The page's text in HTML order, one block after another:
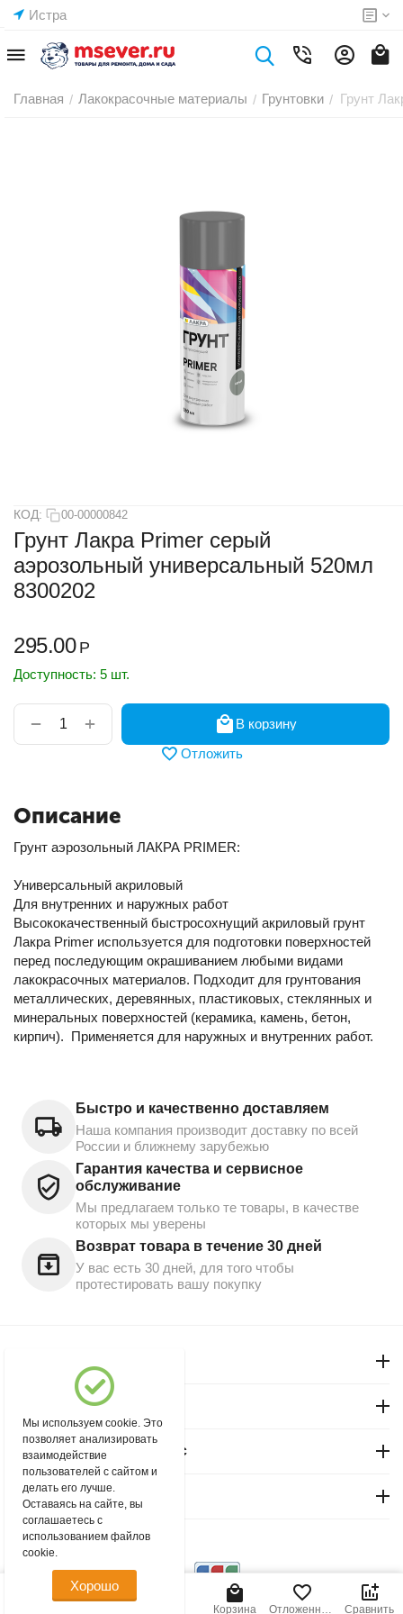
Истра
Главная / Лакокрасочные материалы / Грунтовки / Грунт
КОД: 00-00000842
Грунт Лакра Primer серый
аэрозольный универсальный 520мл
8300202
295.00 Р
Доступность: 5 шт.
+
−
В корзину
Отложить
Описание
Грунт аэрозольный ЛАКРА PRIMER:
Универсальный акриловый
Для внутренних и наружных работ
Высококачественный быстросохнущий акриловый грунт
Лакра Primer используется для подготовки поверхностей
перед последующим окрашиванием любыми видами
лакокрасочных материалов. Подходит для грунтования
металлических, деревянных, пластиковых, стеклянных и
минеральных поверхностей (керамика, камень, бетон,
кирпич). Применяется для наружных и внутренних работ.
Быстро и качественно доставляем
Наша компания производит доставку по всей
России и ближнему зарубежью
Гарантия качества и сервисное
обслуживание
Мы предлагаем только те товары, в качестве
которых мы уверены
Возврат товара в течение 30 дней
У вас есть 30 дней, для того чтобы
протестировать вашу покупку
Магазин "Северный"
Покупательский сервис
Контакты
© 2004 - 2026 msever.ru.
295.00 Р В корзину
Корзина Отложенные Сравнить
Мы используем cookie. Это
позволяет анализировать
взаимодействие
пользователей с сайтом и
делать его лучше.
Оставаясь на сайте, вы
соглашаетесь с
использованием файлов
cookie.
Хорошо